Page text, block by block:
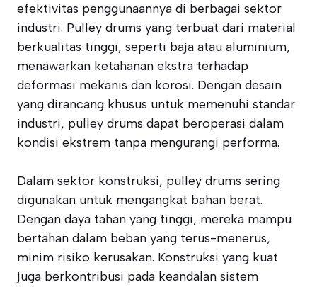
efektivitas penggunaannya di berbagai sektor
industri. Pulley drums yang terbuat dari material
berkualitas tinggi, seperti baja atau aluminium,
menawarkan ketahanan ekstra terhadap
deformasi mekanis dan korosi. Dengan desain
yang dirancang khusus untuk memenuhi standar
industri, pulley drums dapat beroperasi dalam
kondisi ekstrem tanpa mengurangi performa.
Dalam sektor konstruksi, pulley drums sering
digunakan untuk mengangkat bahan berat.
Dengan daya tahan yang tinggi, mereka mampu
bertahan dalam beban yang terus-menerus,
minim risiko kerusakan. Konstruksi yang kuat
juga berkontribusi pada keandalan sistem